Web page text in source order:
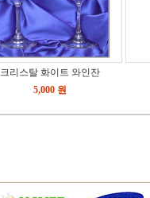
크리스탈 화이트 와인잔
5,000 원